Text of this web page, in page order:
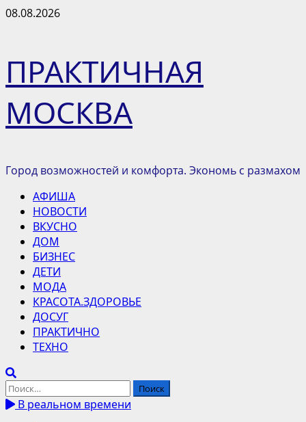
Перейти
08.08.2026
ПРАКТИЧНАЯ
МОСКВА
Город возможностей и комфорта. Экономь с размахом
Основное
меню
АФИША
НОВОСТИ
ВКУСНО
ДОМ
БИЗНЕС
ДЕТИ
МОДА
КРАСОТА.ЗДОРОВЬЕ
ДОСУГ
ПРАКТИЧНО
ТЕХНО
Найти:
В реальном времени